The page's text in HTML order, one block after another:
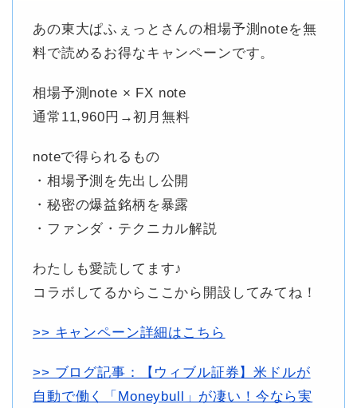
あの東大ぱふぇっとさんの相場予測noteを無
料で読めるお得なキャンペーンです。
相場予測note × FX note
通常11,960円→初月無料
noteで得られるもの
・相場予測を先出し公開
・秘密の爆益銘柄を暴露
・ファンダ・テクニカル解説
わたしも愛読してます♪
コラボしてるからここから開設してみてね！
>> キャンペーン詳細はこちら
>> ブログ記事：【ウィブル証券】米ドルが
自動で働く「Moneybull」が凄い！今なら実